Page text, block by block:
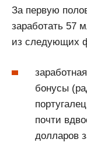
За первую
заработать 57
из следующих
бонусы
почти
долларов